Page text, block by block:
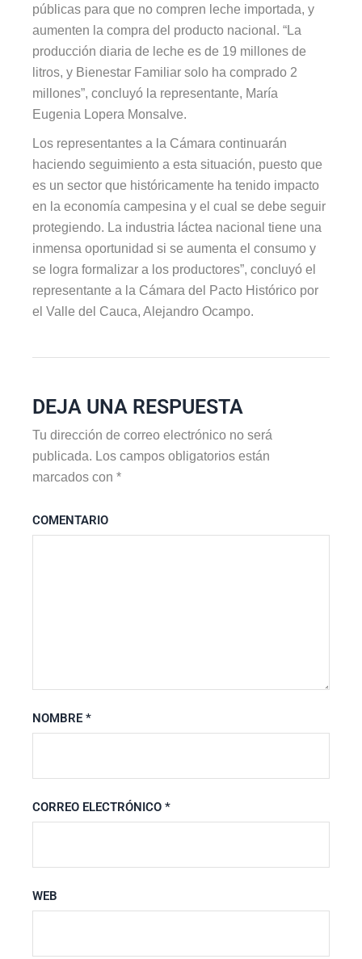
públicas para que no compren leche importada, y
aumenten la compra del producto nacional. “La
producción diaria de leche es de 19 millones de
litros, y Bienestar Familiar solo ha comprado 2
millones”, concluyó la representante, María
Eugenia Lopera Monsalve.
Los representantes a la Cámara continuarán
haciendo seguimiento a esta situación, puesto que
es un sector que históricamente ha tenido impacto
en la economía campesina y el cual se debe seguir
protegiendo. La industria láctea nacional tiene una
inmensa oportunidad si se aumenta el consumo y
se logra formalizar a los productores”, concluyó el
representante a la Cámara del Pacto Histórico por
el Valle del Cauca, Alejandro Ocampo.
DEJA UNA RESPUESTA
Tu dirección de correo electrónico no será
publicada. Los campos obligatorios están
marcados con*
COMENTARIO
NOMBRE*
CORREO ELECTRÓNICO*
WEB